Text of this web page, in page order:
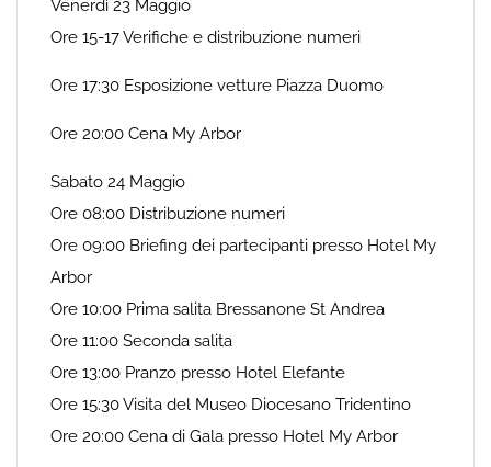
Venerdì 23 Maggio
Ore 15-17 Verifiche e distribuzione numeri
Ore 17:30 Esposizione vetture Piazza Duomo
Ore 20:00 Cena My Arbor
Sabato 24 Maggio
Ore 08:00 Distribuzione numeri
Ore 09:00 Briefing dei partecipanti presso Hotel My
Arbor
Ore 10:00 Prima salita Bressanone St Andrea
Ore 11:00 Seconda salita
Ore 13:00 Pranzo presso Hotel Elefante
Ore 15:30 Visita del Museo Diocesano Tridentino
Ore 20:00 Cena di Gala presso Hotel My Arbor